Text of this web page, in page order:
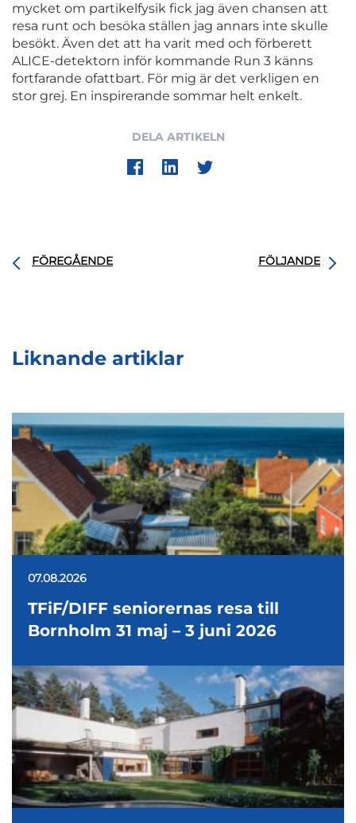
mycket om partikelfysik fick jag även chansen att
resa runt och besöka ställen jag annars inte skulle
besökt. Även det att ha varit med och förberett
ALICE-detektorn inför kommande Run 3 känns
fortfarande ofattbart. För mig är det verkligen en
stor grej. En inspirerande sommar helt enkelt.
DELA ARTIKELN
FÖREGÅENDE FÖLJANDE
Liknande artiklar
07.08.2026
TFiF/DIFF seniorernas resa till
Bornholm 31 maj – 3 juni 2026